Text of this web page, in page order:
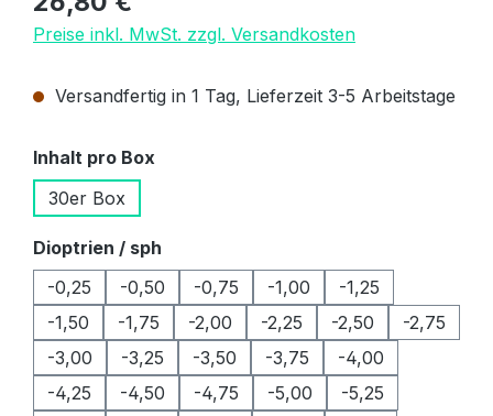
Preise inkl. MwSt. zzgl. Versandkosten
Versandfertig in 1 Tag, Lieferzeit 3-5 Arbeitstage
Inhalt pro Box
30er Box
Dioptrien / sph
-0,25
-0,50 -0,75 -1,00
-1,25
-1,50
-1,75 -2,00 -2,25 -2,50
-2,75
-3,00
-3,25 -3,50 -3,75
-4,00
-4,25
-4,50 -4,75 -5,00
-5,25